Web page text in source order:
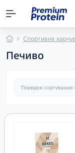
Спортивне
Печиво